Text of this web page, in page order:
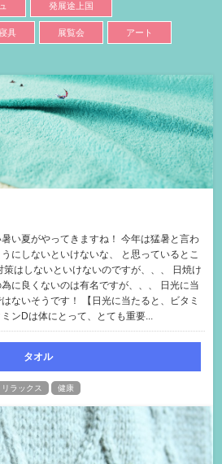
発展途上国
具 展覧会 アート
い夏がやってきますね！ 今年は猛暑と言わ
にしないといけないな、 と思っているとこ
はしないといけないのですが、、、 日焼け
に良くないのは有名ですが、、、 日光に当
ないそうです！ 【日光に当たると、ビタミ
ンDは体にとって、とても重要...
タオル
リラックス 健康